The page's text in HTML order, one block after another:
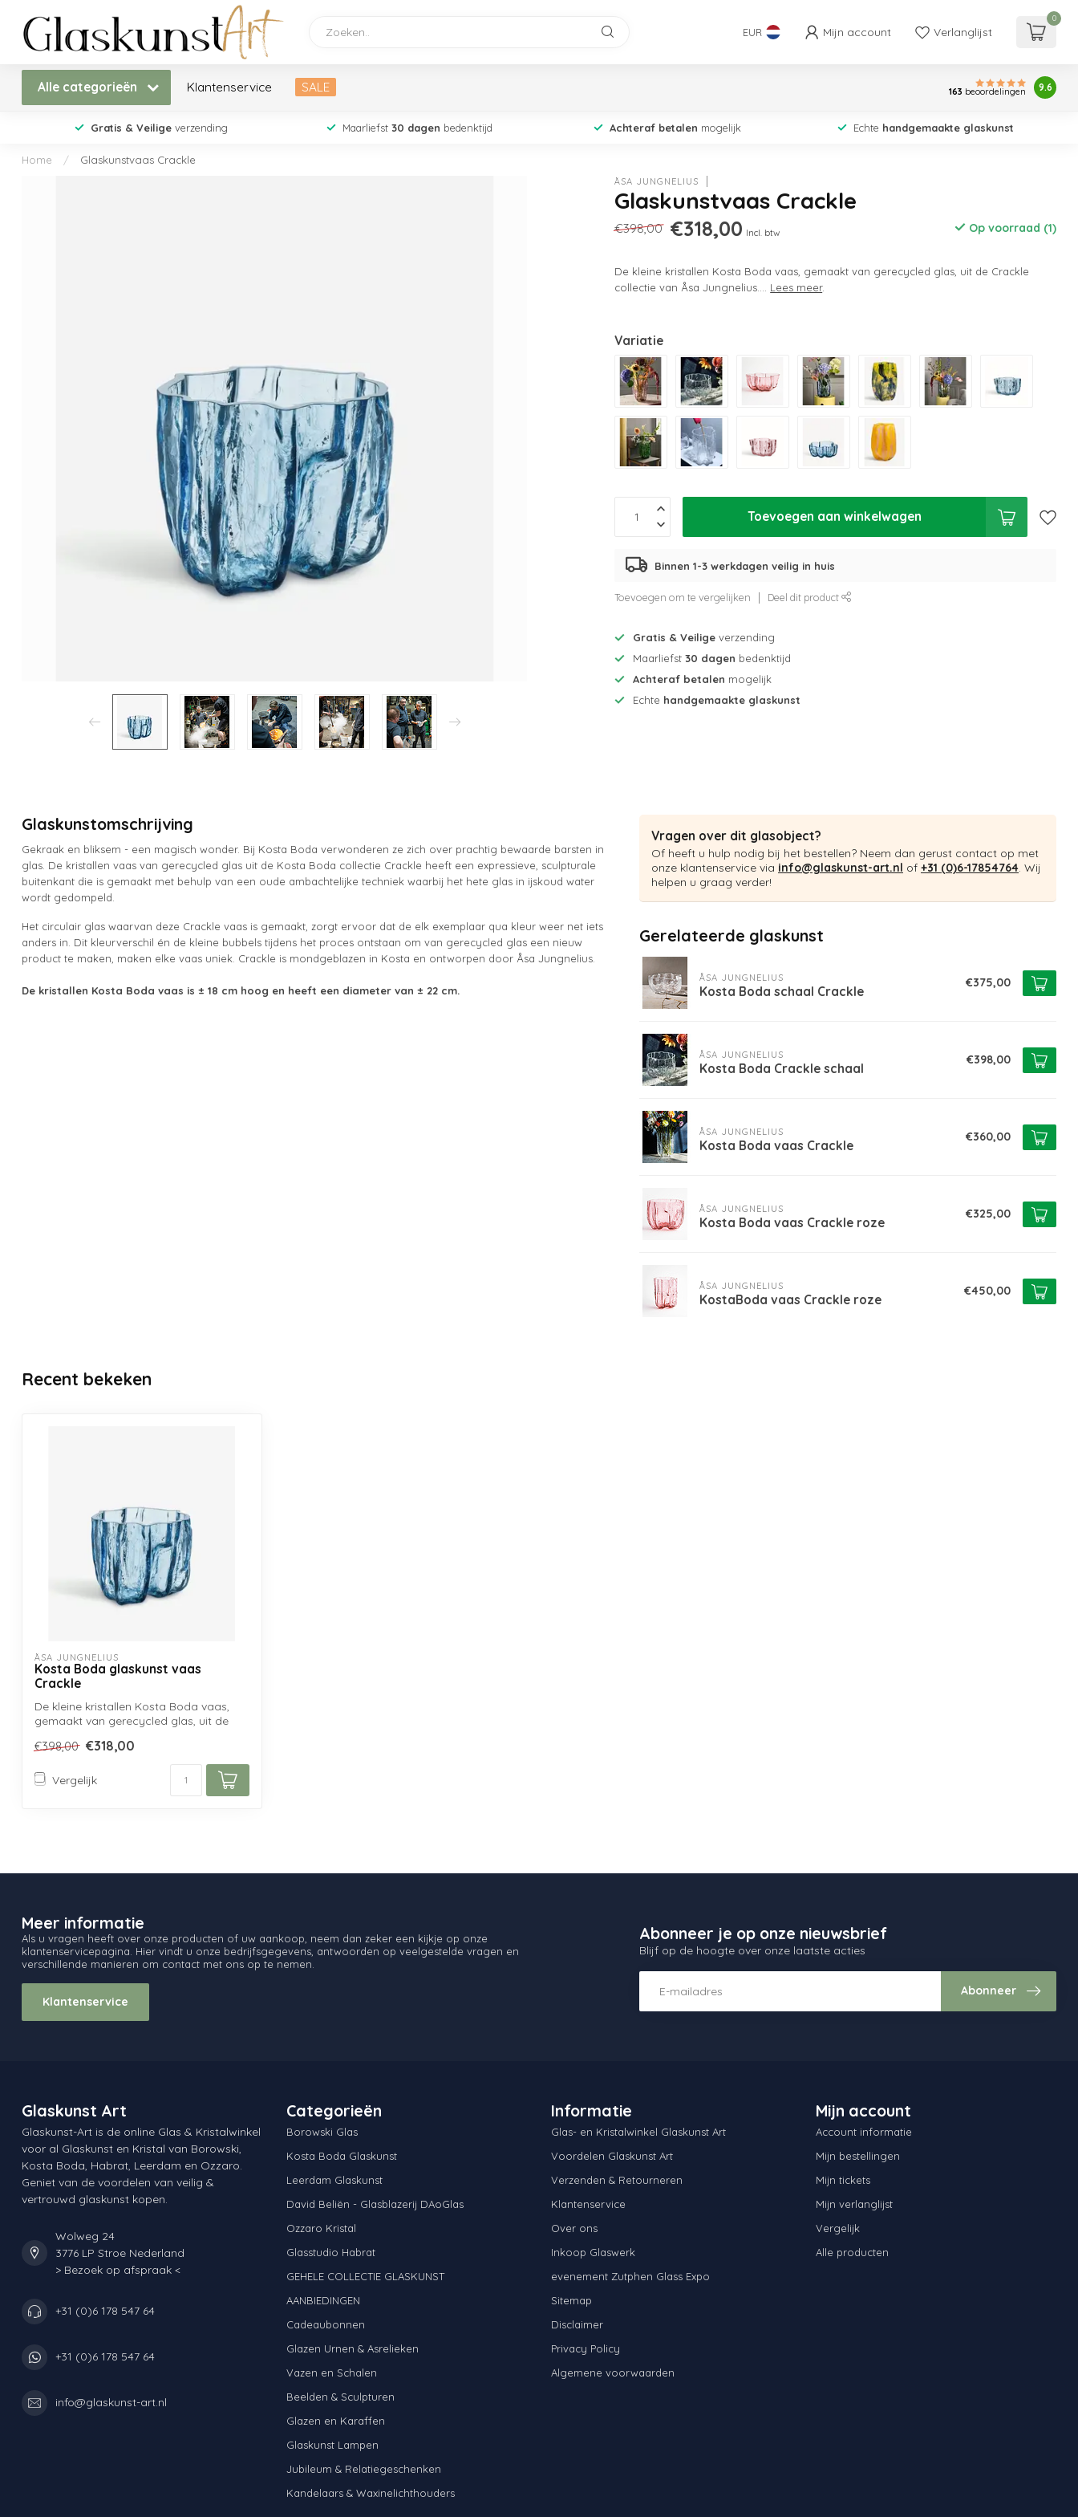
EUR Mijn account Verlanglijst
0
Alle categorieën Klantenservice SALE 163 beoordelingen 9.6
Gratis & Veiligeverzending Maarliefst 30 dagen bedenktijd Achteraf betalen mogelijk Echte handgemaakte glaskunst
Home / Glaskunstvaas Crackle
ÅSA JUNGNELIUS
Glaskunstvaas Crackle
€398,00 €318,00 Incl. btw Op voorraad (1)
De kleine kristallen Kosta Boda vaas, gemaakt van gerecycled glas, uit de Crackle
collectie van Åsa Jungnelius.... Lees meer.
Variatie
Toevoegen aan winkelwagen
Binnen 1-3 werkdagen veilig in huis
Toevoegen om te vergelijken Deel dit product
Gratis & Veilige verzending
Maarliefst30 dagen bedenktijd
Achteraf betalen mogelijk
Echte handgemaakte glaskunst
Glaskunstomschrijving
Gekraak en bliksem - een magisch wonder. Bij Kosta Boda verwonderen ze zich over prachtig bewaarde barsten in
glas. De kristallen vaas van gerecycled glas uit de Kosta Boda collectie Crackle heeft een expressieve, sculpturale
buitenkant die is gemaakt met behulp van een oude ambachtelijke techniek waarbij het hete glas in ijskoud water
wordt gedompeld.
Het circulair glas waarvan deze Crackle vaas is gemaakt, zorgt ervoor dat de elk exemplaar qua kleur weer net iets
anders in. Dit kleurverschil én de kleine bubbels tijdens het proces ontstaan om van gerecycled glas een nieuw
product te maken, maken elke vaas uniek. Crackle is mondgeblazen in Kosta en ontworpen door Åsa Jungnelius.
De kristallen Kosta Boda vaas is ± 18 cm hoog en heeft een diameter van ± 22 cm.
Vragen over dit glasobject?
Of heeft u hulp nodig bij het bestellen? Neem dan gerust contact op met
onze klantenservice via info@glaskunst-art.nl of +31 (0)6-17854764. Wij
helpen u graag verder!
Gerelateerde glaskunst
ÅSA JUNGNELIUS
Kosta Boda schaal Crackle
€375,00
ÅSA JUNGNELIUS
Kosta Boda Crackle schaal
€398,00
ÅSA JUNGNELIUS
Kosta Boda vaas Crackle
€360,00
ÅSA JUNGNELIUS
Kosta Boda vaas Crackle roze
€325,00
ÅSA JUNGNELIUS
KostaBoda vaas Crackle roze
€450,00
Recent bekeken
ÅSA JUNGNELIUS
Kosta Boda glaskunst vaas
Crackle
De kleine kristallen Kosta Boda vaas,
gemaakt van gerecycled glas, uit de
€398,00 €318,00
Vergelijk
Meer informatie
Als u vragen heeft over onze producten of uw aankoop, neem dan zeker een kijkje op onze
klantenservicepagina. Hier vindt u onze bedrijfsgegevens, antwoorden op veelgestelde vragen en
verschillende manieren om contact met ons op te nemen.
Klantenservice
Abonneer je op onze nieuwsbrief
Blijf op de hoogte over onze laatste acties
Abonneer
Glaskunst Art
Glaskunst-Art is de online Glas & Kristalwinkel
voor al Glaskunst en Kristal van Borowski,
Kosta Boda, Habrat, Leerdam en Ozzaro.
Geniet van de voordelen van veilig &
vertrouwd glaskunst kopen.
Wolweg 24
3776 LP Stroe Nederland
> Bezoek op afspraak <
+31 (0)6 178 547 64
+31 (0)6 178 547 64
info@glaskunst-art.nl
Categorieën
Borowski Glas
Kosta Boda Glaskunst
Leerdam Glaskunst
David Beliën - Glasblazerij DAoGlas
Ozzaro Kristal
Glasstudio Habrat
GEHELE COLLECTIE GLASKUNST
AANBIEDINGEN
Cadeaubonnen
Glazen Urnen & Asrelieken
Vazen en Schalen
Beelden & Sculpturen
Glazen en Karaffen
Glaskunst Lampen
Jubileum & Relatiegeschenken
Kandelaars & Waxinelichthouders
Informatie
Glas- en Kristalwinkel Glaskunst Art
Voordelen Glaskunst Art
Verzenden & Retourneren
Klantenservice
Over ons
Inkoop Glaswerk
evenement Zutphen Glass Expo
Sitemap
Disclaimer
Privacy Policy
Algemene voorwaarden
Mijn account
Account informatie
Mijn bestellingen
Mijn tickets
Mijn verlanglijst
Vergelijk
Alle producten